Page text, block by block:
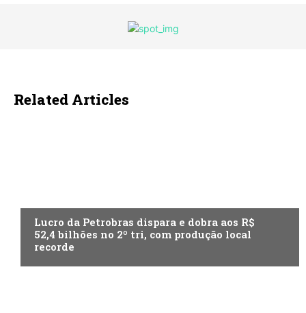
Related Articles
Lucro da Petrobras dispara e dobra aos R$
52,4 bilhões no 2º tri, com produção local
recorde